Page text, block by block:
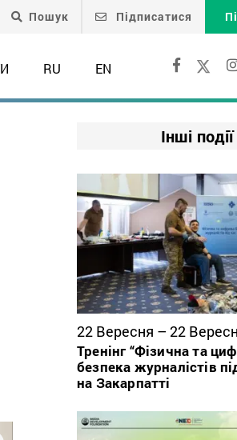
Пошук Підписатися
RU EN
Інші події
22 Вересня – 22
Тренінг “Фізична та
безпека журналістів
на Закарпатті